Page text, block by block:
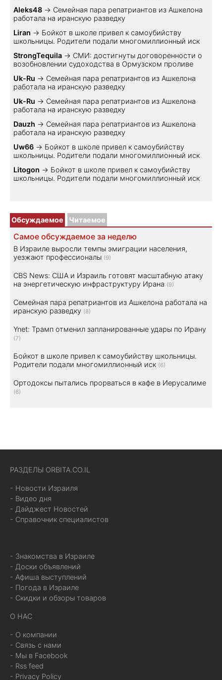
Aleks48 → Семейная пара репатриантов из Ашкелона
работала на иранскую разведку
Liran → Бойкот в школе привел к самоубийству
школьницы. Родители подали многомиллионный иск
StrongTequila → СМИ: достигнуты договоренности о
возобновлении судоходства в Ормузском проливе
Uk-Ru → Семейная пара репатриантов из Ашкелона
работала на иранскую разведку
Uk-Ru → Семейная пара репатриантов из Ашкелона
работала на иранскую разведку
Dauzh → Семейная пара репатриантов из Ашкелона
работала на иранскую разведку
Uw66 → Бойкот в школе привел к самоубийству
школьницы. Родители подали многомиллионный иск
Litogon → Бойкот в школе привел к самоубийству
школьницы. Родители подали многомиллионный иск
Обсуждаемое Читаемое
Самое обсуждаемое за неделю
В Израиле выросли темпы эмиграции населения,
уезжают профессионалы (9)
CBS News: США и Израиль готовят масштабную атаку
на энергетическую инфраструктуру Ирана (9)
Семейная пара репатриантов из Ашкелона работала на
иранскую разведку (8)
Ynet: Трамп отменил запланированные удары по Ирану
(7)
Бойкот в школе привел к самоубийству школьницы.
Родители подали многомиллионный иск (6)
Ортодоксы пытались прорваться в кафе в Иерусалиме
(6)
РАЗДЕЛЫ ORBITA.CO.IL
- Новости Израиля
- Видео дня
- Дайджест Новостей
- Справочник специалистов
- Знакомства в Израиле
- Доски объявлений
- Афиша выступлений
- Погода в Израиле
- Скидки и обзоры товаров
О НАС
- О компании
- Связь с нами
- Мы в Facebook
- Rss feed
- Privacy Policy